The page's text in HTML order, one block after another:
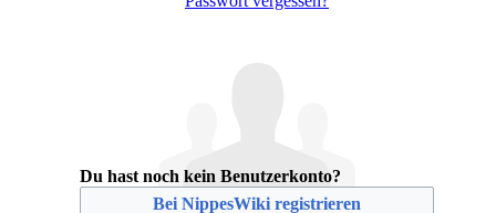
Du hast noch kein Benutzerkonto?
Bei NippesWiki registrieren